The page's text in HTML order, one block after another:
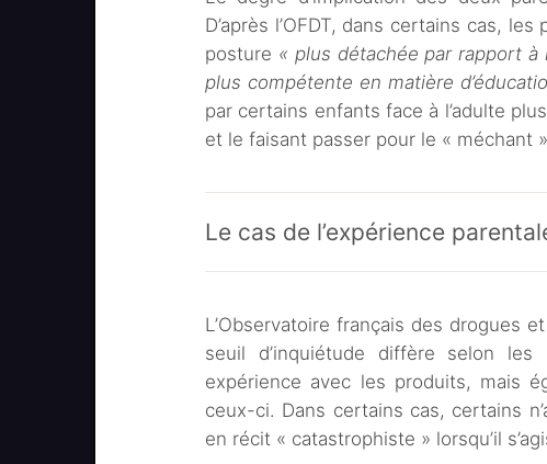
D’après l’OFDT, dans certains cas,
posture « plus détachée par rapport à
plus compétente en matière
par certains enfants face à l’adulte
et le faisant passer pour le « méchant
Le cas de l’expérience
L’Observatoire français des drogues
seuil d’inquiétude diffère selon
expérience avec les produits, mais
ceux-ci. Dans certains cas, certains
en récit « catastrophiste » lorsqu’il